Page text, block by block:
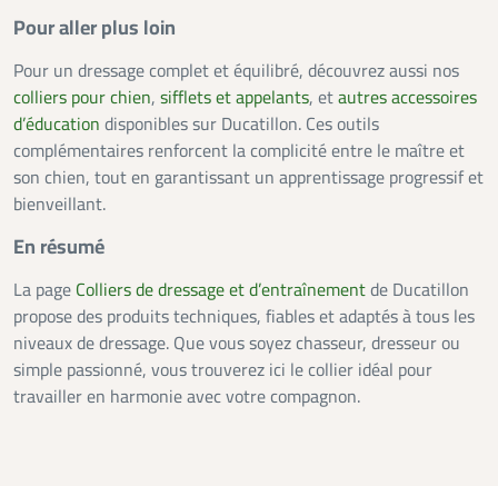
Pour aller plus loin
Pour un dressage complet et équilibré, découvrez aussi nos
colliers pour chien, sifflets et appelants, etautres accessoires
d’éducation disponibles sur Ducatillon. Ces outils
complémentaires renforcent la complicité entre le maître et
son chien, tout en garantissant un apprentissage progressif et
bienveillant.
En résumé
La page Colliers de dressage et d’entraînementde Ducatillon
propose des produits techniques, fiables et adaptés à tous les
niveaux de dressage. Que vous soyez chasseur, dresseur ou
simple passionné, vous trouverez ici le collier idéal pour
travailler en harmonie avec votre compagnon.